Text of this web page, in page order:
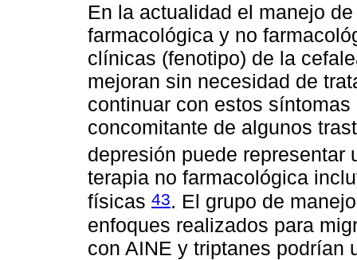
En la actualidad el manejo
farmacológica y no
clínicas (fenotipo) de la
mejoran sin necesidad de
continuar con estos
concomitante de algunos
depresión puede
terapia no farmacológica
físicas 43. El grupo de
enfoques realizados para
con AINE y triptanes podrían